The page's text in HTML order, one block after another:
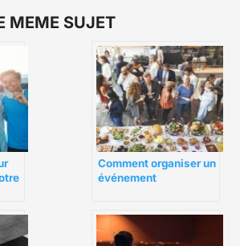
MEME SUJET
Comment organiser un
événement